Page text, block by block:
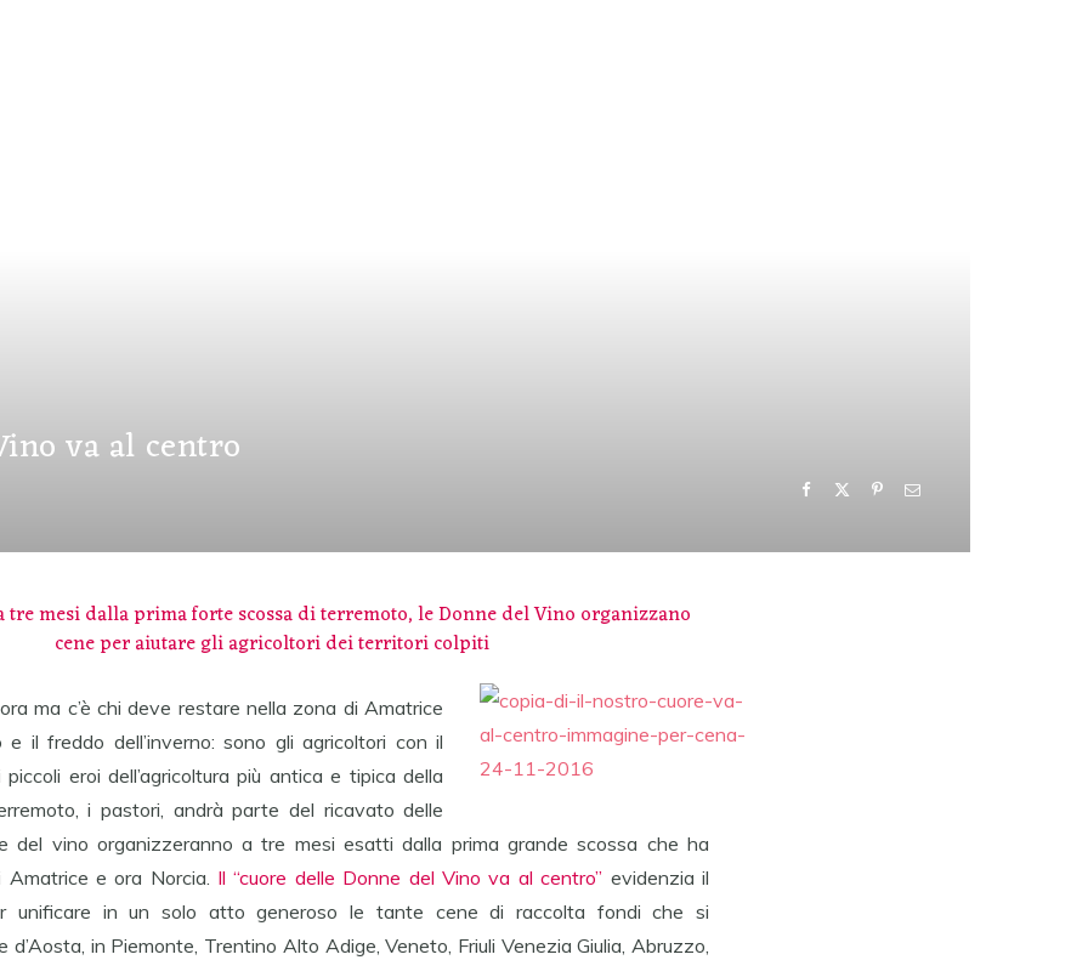
va al centro
tre mesi dalla prima forte scossa di terremoto, le Donne del Vino organizzano
cene per aiutare gli agricoltori dei territori colpiti
ma c’è chi deve restare nella zona di Amatrice
e il freddo dell’inverno: sono gli agricoltori con il
eroi dell’agricoltura più antica e tipica della
i pastori, andrà parte del ricavato delle
del vino organizzeranno a tre mesi esatti dalla prima grande scossa che ha
e ora Norcia. Il “cuore delle Donne del Vino va al centro” evidenzia il
unificare in un solo atto generoso le tante cene di raccolta fondi che si
d’Aosta, in Piemonte, Trentino Alto Adige, Veneto, Friuli Venezia Giulia, Abruzzo,